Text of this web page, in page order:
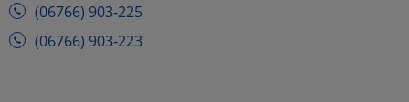
(06766) 903-225
(06766) 903-223